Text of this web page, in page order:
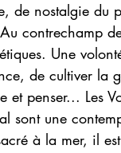
de nostalgie du
contrechamp
Une
de cultiver la
penser... Les
sont une
à la mer, il